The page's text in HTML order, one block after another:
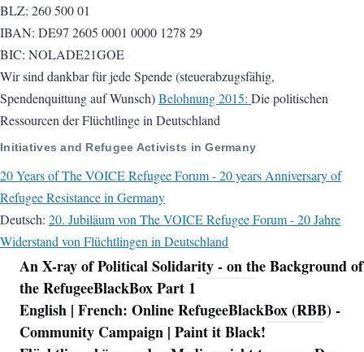
BLZ: 260 500 01
IBAN: DE97 2605 0001 0000 1278 29
BIC: NOLADE21GOE
Wir sind dankbar für jede Spende (steuerabzugsfähig,
Spendenquittung auf Wunsch)Belohnung 2015: Die politischen
Ressourcen der Flüchtlinge in Deutschland
Initiatives and Refugee Activists in Germany
20 Years of The VOICE Refugee Forum - 20 years Anniversary of
Refugee Resistance in Germany
Deutsch: 20. Jubiläum von The VOICE Refugee Forum - 20 Jahre
Widerstand von Flüchtlingen in Deutschland
Navigation
An X-ray of Political Solidarity - on the Background of
the RefugeeBlackBox Part 1
English | French: Online RefugeeBlackBox (RBB) -
Community Campaign | Paint it Black!